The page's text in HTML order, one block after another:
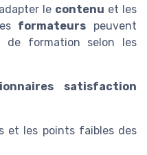
le contenu et les
formateurs peuvent
de formation selon les
satisfaction
et les points faibles des